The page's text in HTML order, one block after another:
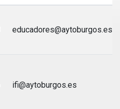
educadores@aytoburgos.es
ifi@aytoburgos.es